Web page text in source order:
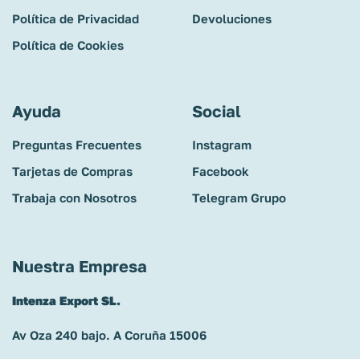
Política de Privacidad
Política de Cookies
Devoluciones
Ayuda
Preguntas Frecuentes
Tarjetas de Compras
Trabaja con Nosotros
Social
Instagram
Facebook
Telegram Grupo
Nuestra Empresa
Intenza Export SL.
Av Oza 240 bajo. A Coruña 15006